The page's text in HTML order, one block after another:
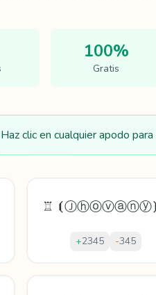
100%
Gratis
Haz clic en cualquier apodo
♖ ⦗Ⓙⓗⓞⓥⓐⓝⓨ⦘
+2345 -345